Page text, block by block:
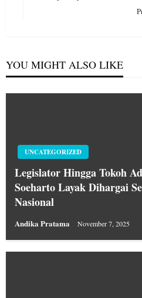
YOU MIGHT ALSO LIKE
UNCATEGORIZED
Legislator Hingga Tokoh
Soeharto Layak Dihargai
Nasional
Andika Pratama November 7, 2025